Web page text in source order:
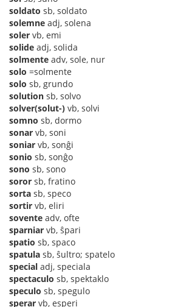
soldato sb, soldato
solemne adj, solena
soler vb, emi
solide adj, solida
solmente adv, sole, nur
solo =solmente
solo sb, grundo
solution sb, solvo
solver(solut-) vb, solvi
somno sb, dormo
sonar vb, soni
soniar vb, sonĝi
sonio sb, sonĝo
sono sb, sono
soror sb, fratino
sorta sb, speco
sortir vb, eliri
sovente adv, ofte
sparniar vb, ŝpari
spatio sb, spaco
spatula sb, ŝultro; spatelo
special adj, speciala
spectaculo sb, spektaklo
speculo sb, spegulo
sperar vb, esperi